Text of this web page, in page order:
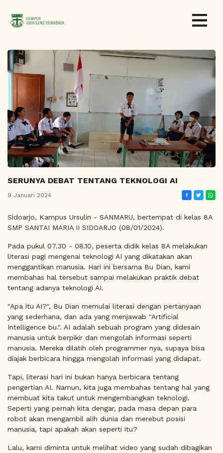
SERUNYA DEBAT TENTANG TEKNOLOGI AI
9 Januari 2024
Sidoarjo, Kampus Ursulin - SANMARU, bertempat di kelas 8A
SMP SANTAI MARIA II SIDOARJO (08/01/2024).
Pada pukul 07.30 - 08.10, peserta didik kelas 8A melakukan
literasi pagi mengenai teknologi AI yang dikatakan akan
menggantikan manusia. Hari ini bersama Bu Dian, kami
membahas hal tersebut sampai melakukan praktik debat
tentang adanya teknologi AI.
"Apa itu AI?", Bu Dian memulai literasi dengan pertanyaan
yang sederhana, dan ada yang menjawab "Artificial
Intelligence bu.". AI adalah sebuah program yang didesain
manusia untuk berpikir dan mengolah informasi seperti
manusia. Mereka dilatih oleh programmer nya, supaya bisa
diajak berbicara hingga mengolah informasi yang didapat.
Tapi, literasi hari ini bukan hanya berbicara tentang
pengertian AI. Namun, kita juga membahas tentang hal yang
membuat kita takut untuk mengembangkan teknologi.
Seperti yang pernah kita dengar, pada masa depan para
robot akan mengambil alih dunia dan merebut posisi
manusia, tapi apakah akan seperti itu?
Lalu, kami diminta untuk melihat video yang sudah dibagikan